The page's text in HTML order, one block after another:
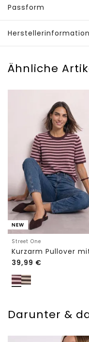
Passform
Herstellerinformation
Ähnliche
NEW
Street One
39,99 €
Darunter &